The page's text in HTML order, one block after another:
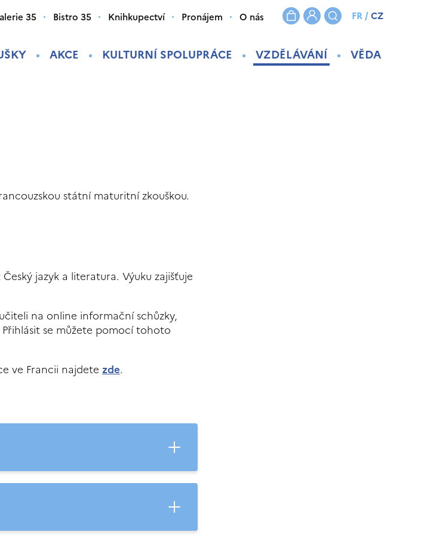
AKCE KULTURNÍ SPOLUPRÁCE VZDĚLÁVÁNÍ VĚDA
35 Bistro 35 Knihkupectví Pronájem O nás FR/CZ
státní maturitní zkouškou.
jazyk a literatura. Výuku zajišťuje
na online informační schůzky,
Přihlásit se můžete pomocí tohoto
ve Francii najdete zde.